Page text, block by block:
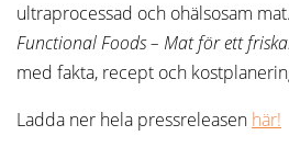
ultraprocessad och ohälsosam
Functional Foods – Mat för ett
med fakta, recept och
Ladda ner hela pressreleasen här!